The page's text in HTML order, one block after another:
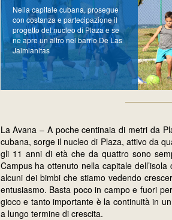
Nella capitale cubana, prosegue
con costanza e partecipazione il
progetto del nucleo di Plaza e se
ne apre un altro nel barrio De Las
Jaimianitas
La Avana – A poche centinaia di metri da
cubana, sorge il nucleo di Plaza, attivo da
gli 11 anni di età che da quattro sono
Campus ha ottenuto nella capitale
alcuni dei bimbi che stiamo vedendo
entusiasmo. Basta poco in campo e fuori
gioco e tanto importante è la continuità in
a lungo termine di crescita.